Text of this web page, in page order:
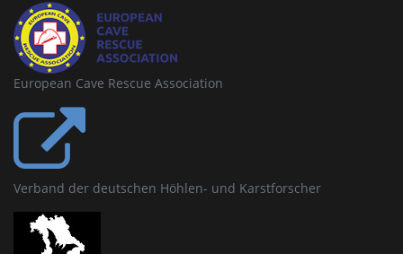
European Cave Rescue Association
Verband der deutschen Höhlen- und Karstforscher